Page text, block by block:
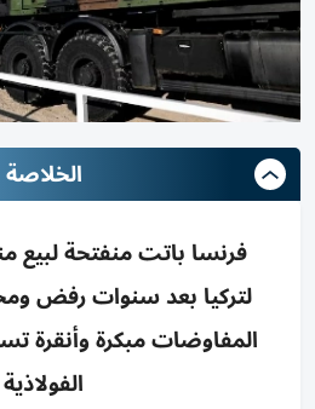
الخلاصة
فرنسا باتت منفتحة
لتركيا بعد سنوات رفض
المفاوضات مبكرة وأنقرة
الفولاذية